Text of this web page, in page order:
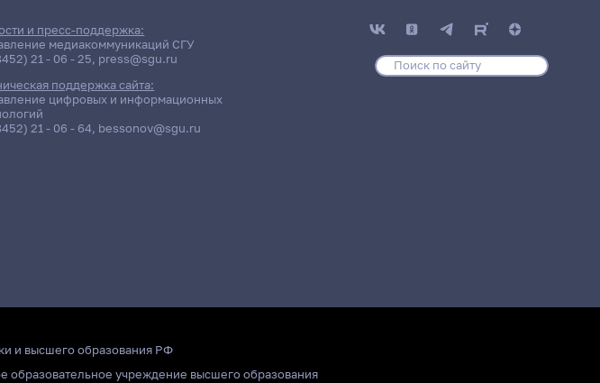
и пресс-поддержка:
медиакоммуникаций СГУ
21 - 06 - 25, press@sgu.ru
поддержка сайта:
цифровых и информационных
21 - 06 - 64, bessonov@sgu.ru
и высшего образования РФ
образовательное учреждение высшего образования